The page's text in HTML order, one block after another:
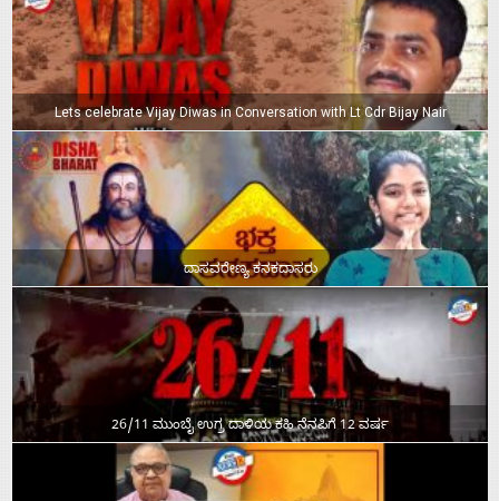
Lets celebrate Vijay Diwas in Conversation with Lt Cdr Bijay Nair
ದಾಸವರೇಣ್ಯ ಕನಕದಾಸರು
26/11 ಮುಂಬೈ ಉಗ್ರ ದಾಳಿಯ ಕಹಿ ನೆನಪಿಗೆ 12 ವರ್ಷ